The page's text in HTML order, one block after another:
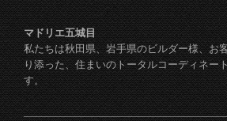
マドリエ五城目
私たちは秋田県、岩手県のビルダー様、お
り添った、住まいのトータルコーディネー
す。